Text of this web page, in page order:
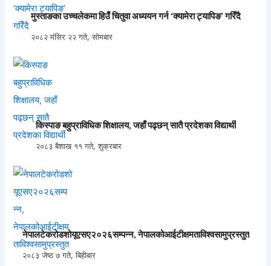
मुस्ताङका उच्चलेकमा हिउँ चितुवा अध्ययन गर्न ‘क्यामेरा ट्यापिङ’ गरिँदै
२०८२ मंसिर २२ गते, सोमबार
किस्पाङ बहुप्राविधिक शिक्षालय, जहाँ पढ्छन् सातै प्रदेशका विद्यार्थी
२०८३ बैशाख ११ गते, शुक्रबार
नेपालटेकरोडशोयूएसए२०२६सम्पन्न, नेपालकोआईटीक्षमताविश्वसामुप्रस्तुत
२०८३ जेष्ठ ७ गते, बिहीबार